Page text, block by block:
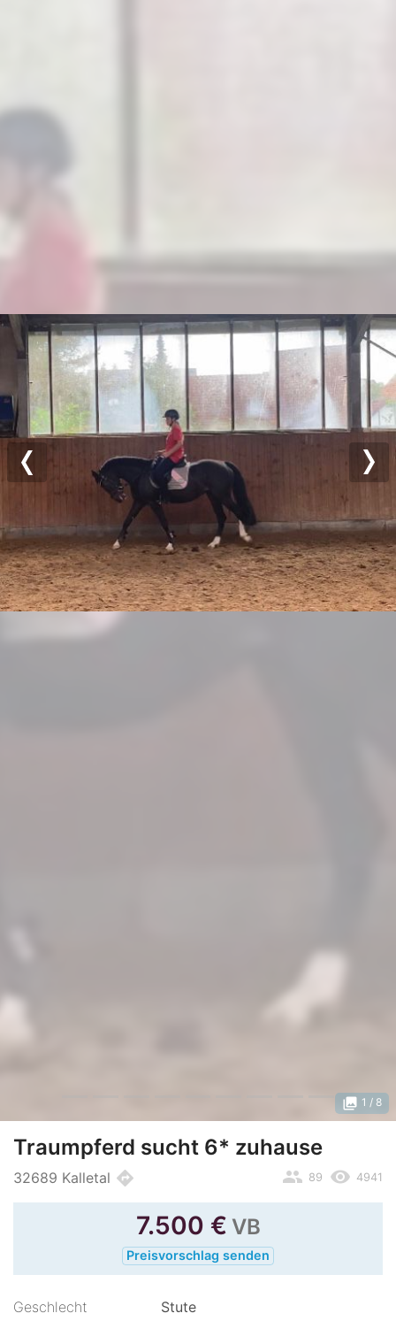
Previous
photo_library 1 / 8
Traumpferd sucht 6* zuhause
32689 Kalletal directions remove_red_eye 4941
people 89
7.500 € VB
Preisvorschlag senden
Geschlecht
Stute